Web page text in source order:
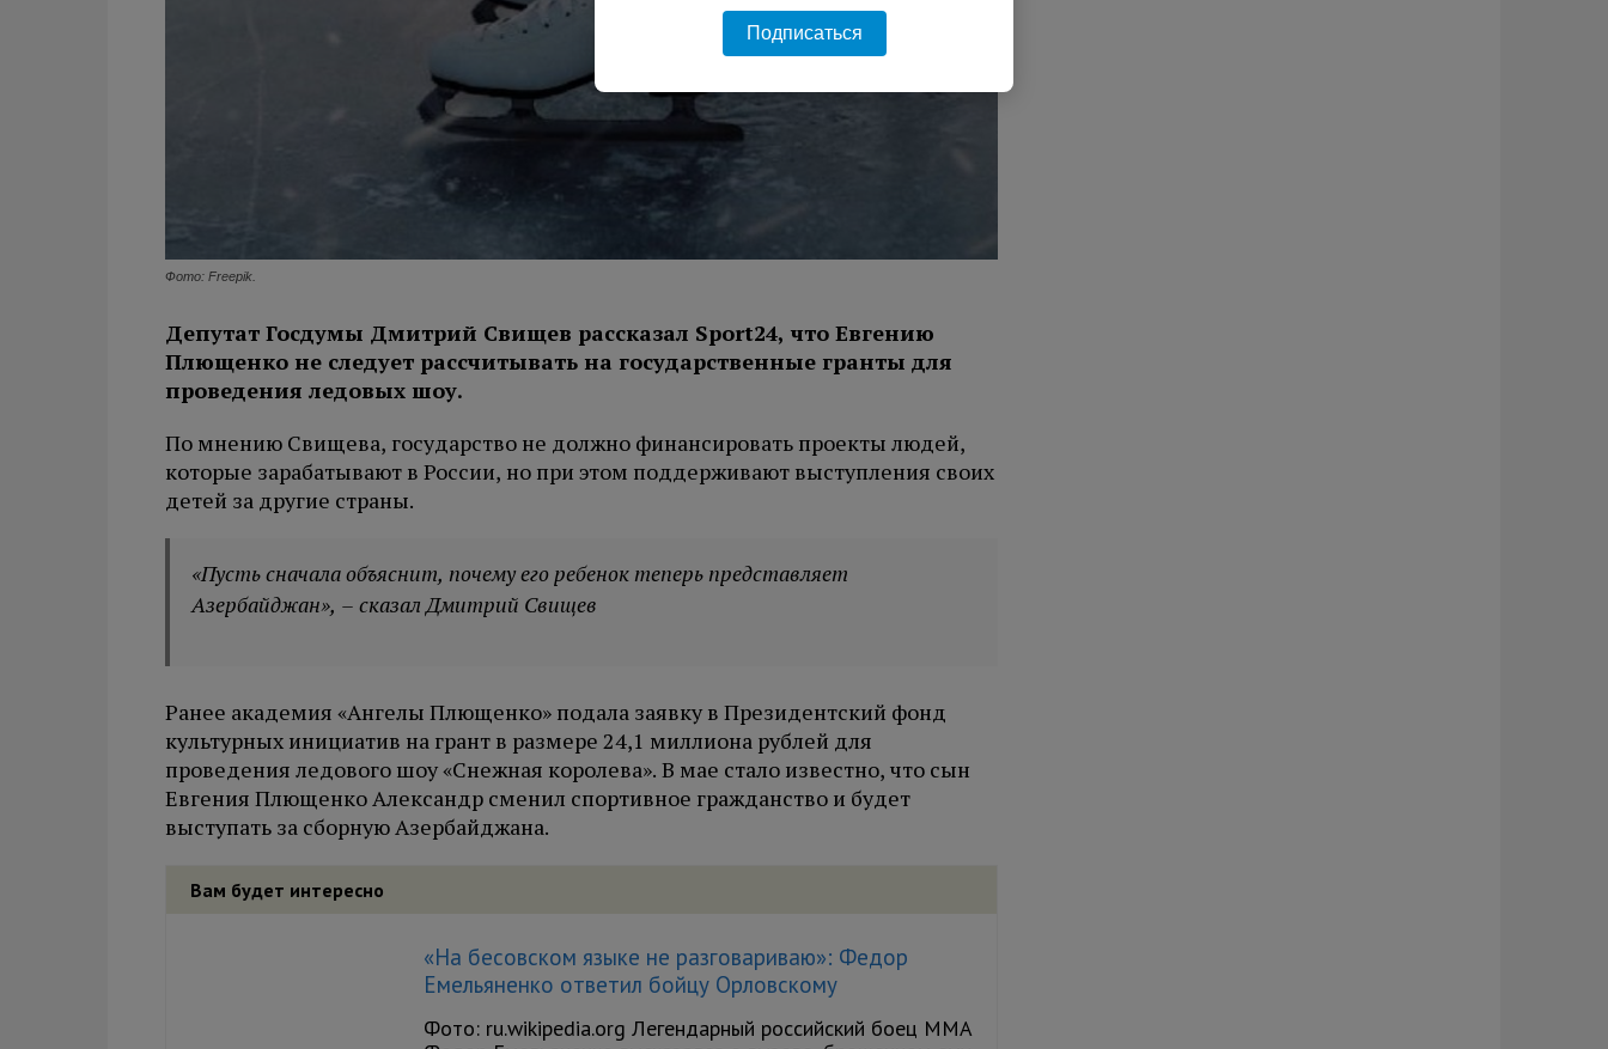
Фото: Freepik.
Депутат Госдумы Дмитрий Свищев рассказал Sport24, что Евгению
Плющенко не следует рассчитывать на государственные гранты для
проведения ледовых шоу.
По мнению Свищева, государство не должно финансировать проекты людей,
которые зарабатывают в России, но при этом поддерживают выступления своих
детей за другие страны.
«Пусть сначала объяснит, почему его ребенок теперь представляет
Азербайджан», – сказал Дмитрий Свищев
Ранее академия «Ангелы Плющенко» подала заявку в Президентский фонд
культурных инициатив на грант в размере 24,1 миллиона рублей для
проведения ледового шоу «Снежная королева». В мае стало известно, что сын
Евгения Плющенко Александр сменил спортивное гражданство и будет
выступать за сборную Азербайджана.
Вам будет интересно
«На бесовском языке не разговариваю»: Федор
Емельяненко ответил бойцу Орловскому
Фото: ru.wikipedia.org Легендарный российский боец ММА
Подписаться